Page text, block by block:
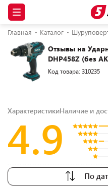
Главная Каталог
Отзывы на
DHP458Z (без
Код товара: 310235
ХарактеристикиНаличие и
4.9
По